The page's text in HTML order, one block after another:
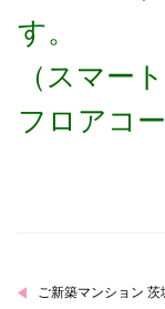
す。
（スマー
フロアコ
ご新築マンション